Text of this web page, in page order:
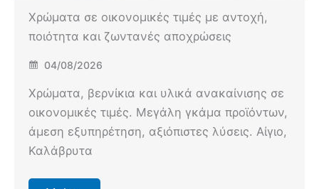
Χρώματα σε οικονομικές τιμές με αντοχή,
ποιότητα και ζωντανές αποχρώσεις
04/08/2026
Χρώματα, βερνίκια και υλικά ανακαίνισης σε
οικονομικές τιμές. Μεγάλη γκάμα προϊόντων,
άμεση εξυπηρέτηση, αξιόπιστες λύσεις. Αίγιο,
Καλάβρυτα